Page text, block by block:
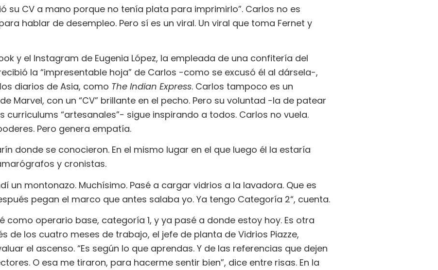
su CV a mano porque no tenía plata para imprimirlo”. Carlos no es
hablar de desempleo. Pero sí es un viral. Un viral que toma Fernet y
y el Instagram de Eugenia López, la empleada de una confitería del
la “impresentable hoja” de Carlos -como se excusó él al dársela-,
diarios de Asia, como The Indian Express. Carlos tampoco es un
Marvel, con un “CV” brillante en el pecho. Pero su voluntad -la de patear
curriculums “artesanales”- sigue inspirando a todos. Carlos no vuela.
Pero genera empatía.
donde se conocieron. En el mismo lugar en el que luego él la estaría
y cronistas.
un montonazo. Muchísimo. Pasé a cargar vidrios a la lavadora. Que es
pegan el marco que antes salaba yo. Ya tengo Categoría 2“, cuenta.
como operario base, categoría 1, y ya pasé a donde estoy hoy. Es otra
de los cuatro meses de trabajo, el jefe de planta de Vidrios Piazze,
el ascenso. “Es según lo que aprendas. Y de las referencias que dejen
O esa me tiraron, para hacerme sentir bien”, dice entre risas. En la